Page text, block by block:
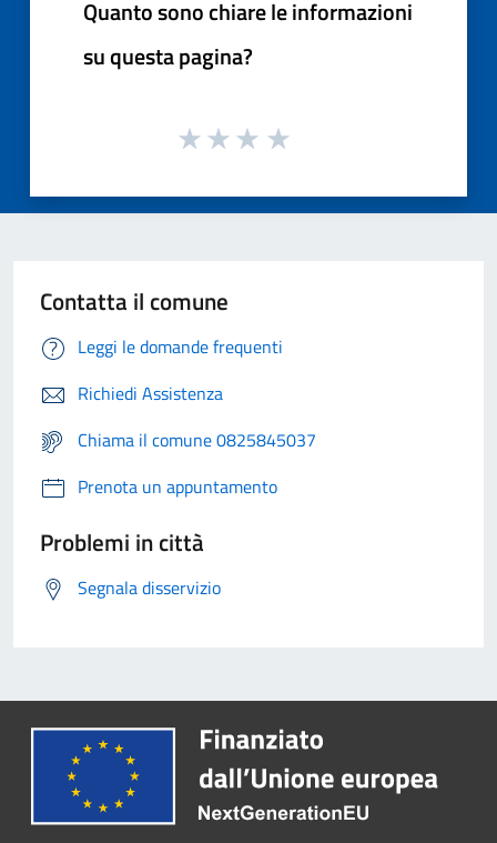
Quanto sono chiare le informazioni
su questa pagina?
Contatta il comune
Leggi le domande frequenti
Richiedi Assistenza
Chiama il comune 0825845037
Prenota un appuntamento
Problemi in città
Segnala disservizio